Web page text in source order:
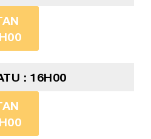
: 16H00